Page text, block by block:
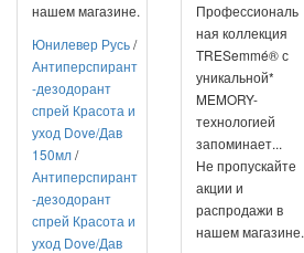
нашем магазине.
Юнилевер Русь/
Антиперспирант
-дезодорант
спрей Красота и
уход Dove/Дав
150мл/
Антиперспирант
-дезодорант
спрей Красота и
уход Dove/Дав
Профессиональ
ная коллекция
TRESemmé® с
уникальной*
MEMORY-
технологией
запоминает...
Не пропускайте
акции и
распродажи в
нашем магазине.